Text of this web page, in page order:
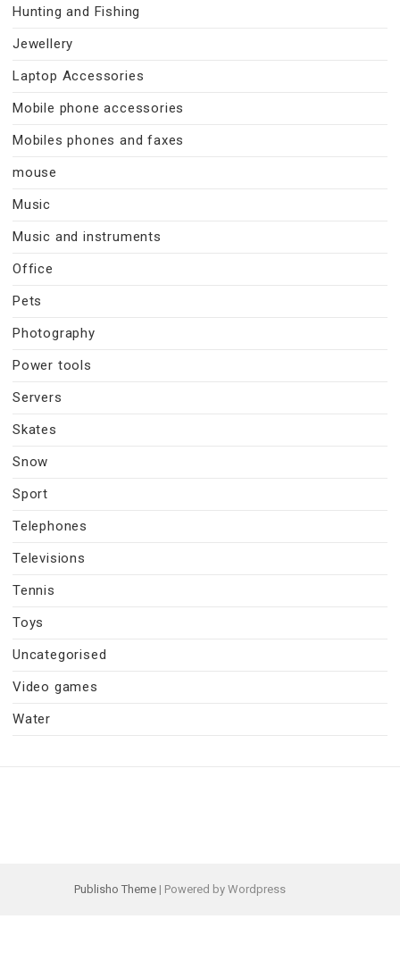
Hunting and Fishing
Jewellery
Laptop Accessories
Mobile phone accessories
Mobiles phones and faxes
mouse
Music
Music and instruments
Office
Pets
Photography
Power tools
Servers
Skates
Snow
Sport
Telephones
Televisions
Tennis
Toys
Uncategorised
Video games
Water
Publisho Theme | Powered by Wordpress